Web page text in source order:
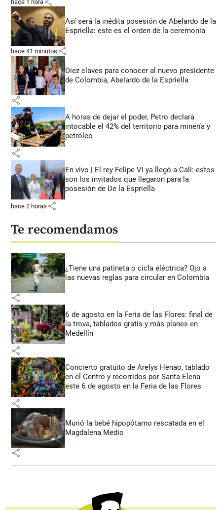
hace 1 hora
Así será la inédita posesión de Abelardo de la
Espriella: este es el orden de la ceremonia
hace 41 minutos share
Diez claves para conocer al nuevo presidente
de Colombia, Abelardo de la Espriella
share
A horas de dejar el poder, Petro declara
intocable el 42% del territorio para minería y
petróleo
share
En vivo | El rey Felipe VI ya llegó a Cali: estos
son los invitados que llegaron para la
posesión de De la Espriella
hace 2 horas share
Te recomendamos
¿Tiene una patineta o cicla eléctrica? Ojo a
las nuevas reglas para circular en Colombia
share
6 de agosto en la Feria de las Flores: final de
la trova, tablados gratis y más planes en
Medellín
share
Concierto gratuito de Arelys Henao, tablado
en el Centro y recorridos por Santa Elena
este 6 de agosto en la Feria de las Flores
share
Murió la bebé hipopótamo rescatada en el
Magdalena Medio
share